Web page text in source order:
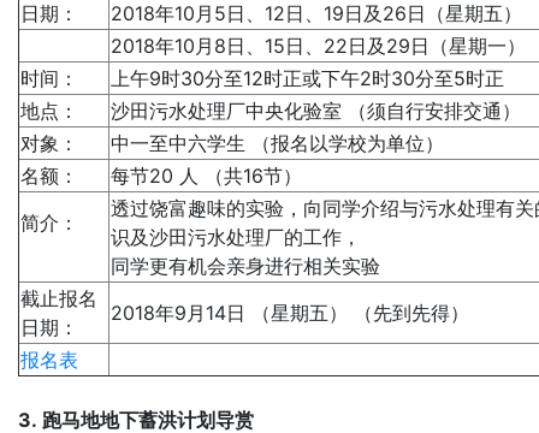
日期：
2018年10月5日、12日、19日及26日（星期五）
2018年10月8日、15日、22日及29日（星期一）
时间：
上午9时30分至12时正或下午2时30分至5时正
地点：
沙田污水处理厂中央化验室 （须自行安排交通）
对象：
中一至中六学生 （报名以学校为单位）
名额：
每节20 人 （共16节）
简介：
透过饶富趣味的实验，向同学介绍与污水处理有
识及沙田污水处理厂的工作，
同学更有机会亲身进行相关实验
截止报名
日期：
2018年9月14日 （星期五） （先到先得）
报名表
3. 跑马地地下蓄洪计划导赏